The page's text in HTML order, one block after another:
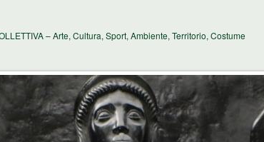
– Arte, Cultura, Sport, Ambiente, Territorio, Costume